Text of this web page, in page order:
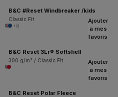
B&C #Reset Windbreaker /kids
Classic Fit
+6
Ajouter
à mes
favoris
B&C Reset 3Lr® Softshell
300 g/m² / Classic Fit
Ajouter
à mes
favoris
B&C Reset Polar Fleece